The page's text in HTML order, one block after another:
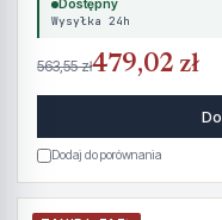
Dostępny
Wysyłka 24h
563,55 zł479,02 zł
Dodaj do porównania